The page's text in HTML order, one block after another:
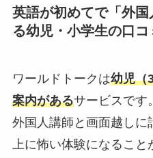
英語が初めてで「外
る幼児・小学生の口コ
ワールドトークは幼児（
案内があるサービスです
外国人講師と画面越しに
上に怖い体験になること